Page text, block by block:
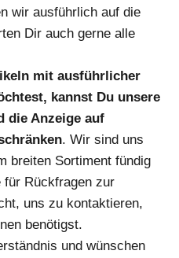
wir ausführlich auf die
Dir auch gerne alle
mit ausführlicher
kannst Du unsere
die Anzeige auf
. Wir sind uns
breiten Sortiment fündig
für Rückfragen zur
uns zu kontaktieren,
benötigst.
und wünschen